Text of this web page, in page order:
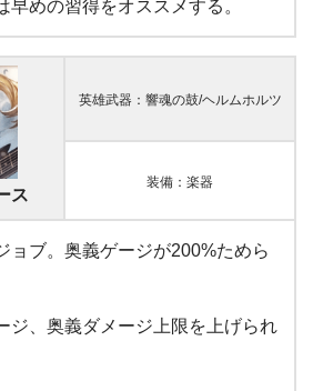
早めの習得をオススメする。
ス
英雄武器：響魂の鼓/ヘルムホルツ
装備：楽器
ョブ。奥義ゲージが200%ためら
ジ、奥義ダメージ上限を上げられ